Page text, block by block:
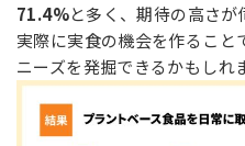
71.4%と多く、期待の高さが
実際に実食の機会を作ること
ニーズを発掘できるかもしれ